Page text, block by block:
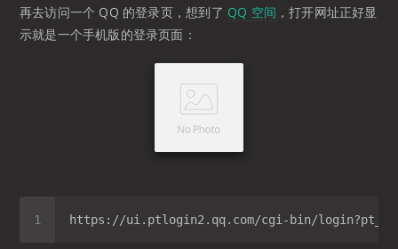
再去访问一个 QQ 的登录页，想到了 QQ 空间 ，打开网址正好显
示就是一个手机版的登录页面：